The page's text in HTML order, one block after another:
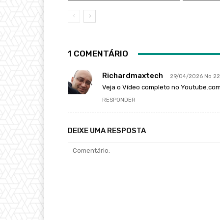
1 COMENTÁRIO
Richardmaxtech 29/04/2026 No
Veja o Vídeo completo no
RESPONDER
DEIXE UMA RESPOSTA